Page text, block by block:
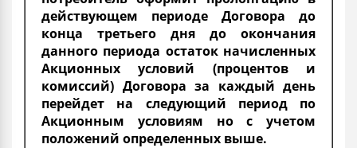
действующем периоде Договора до
конца третьего дня до окончания
данного периода остаток начисленных
Акционных условий (процентов и
комиссий) Договора за каждый день
перейдет на следующий период по
Акционным условиям но с учетом
положений определенных выше.